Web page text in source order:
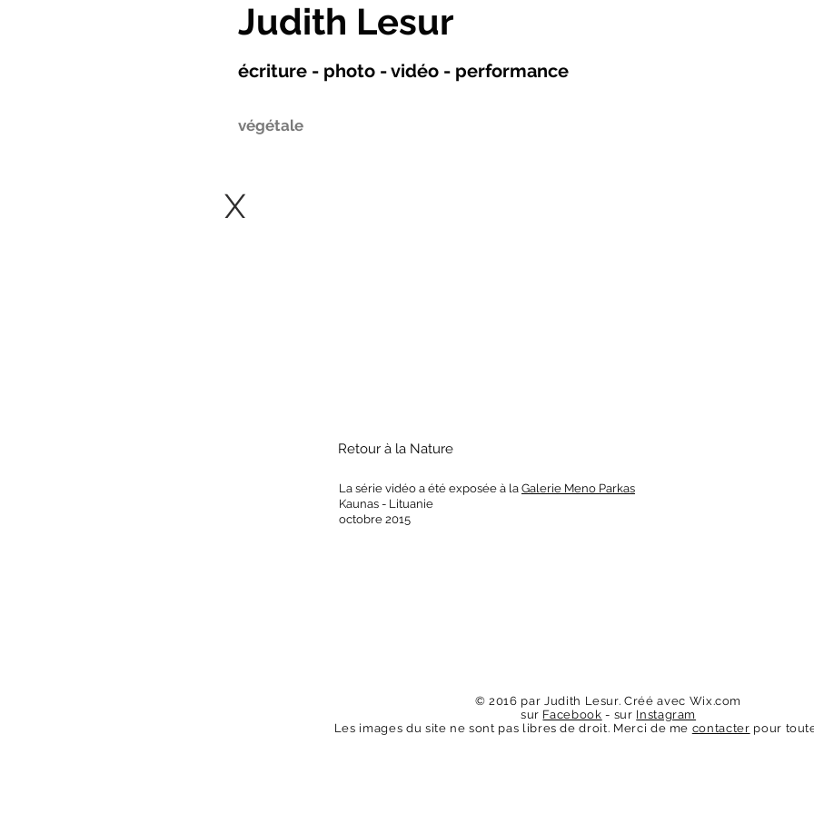
Judith Lesur
écriture - photo - vidéo - performance
végétale
X
Retour à la Nature
La série vidéo a été exposée à la Galerie Meno Parkas
Kaunas - Lituanie
octobre 2015
© 2016 par Judith Lesur. Créé avec Wix.com
sur Facebook - sur Instagram
Les images du site ne sont pas libres de droit. Merci de me contacter pour